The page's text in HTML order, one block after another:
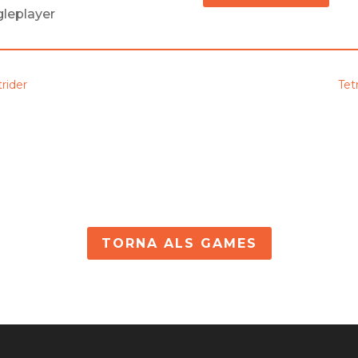
TORNA ALS GAMES